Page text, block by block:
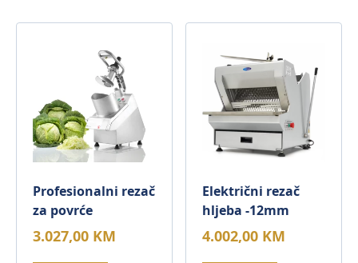
Profesionalni rezač
za povrće
3.027,00 KM
Električni rezač
hljeba -12mm
4.002,00 KM